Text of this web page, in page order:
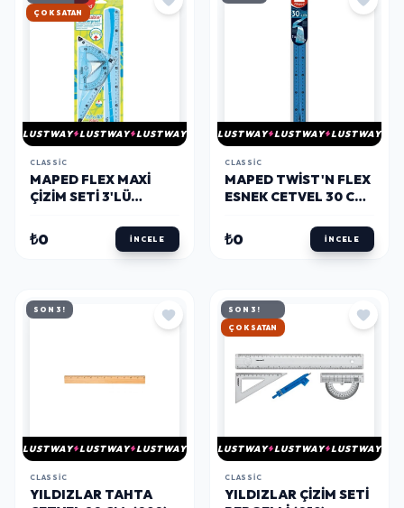
HIZLI KARGO
LUSTWAY LUSTWAY LUSTWAY
CLASSIC
MAPED FLEX MAXI
ÇIZIM SETI 3'LÜ
₺0 İNCELE
LUSTWAY LUSTWAY LUSTWAY
CLASSIC
MAPED TWIST'N FLEX
ESNEK CETVEL 30 CM.
₺0 İNCELE
SON 3!
LUSTWAY LUSTWAY LUSTWAY
CLASSIC
YILDIZLAR TAHTA
SON 3!
HIZLI KARGO
LUSTWAY LUSTWAY LUSTWAY
CLASSIC
YILDIZLAR ÇIZIM SETI